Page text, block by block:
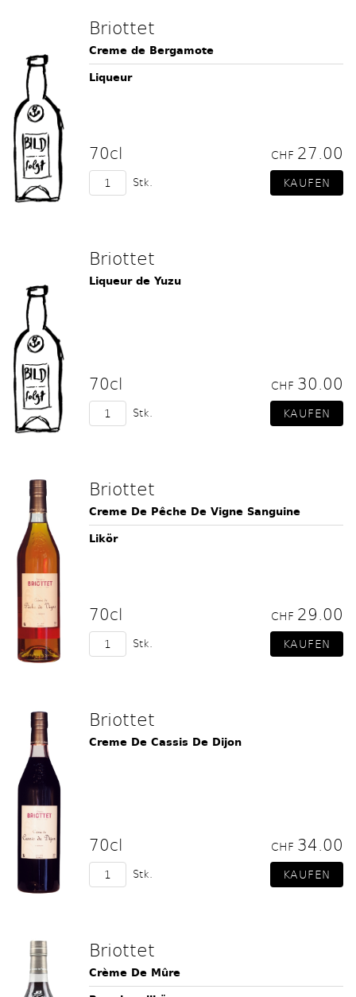
Briottet
Creme de Bergamote
Liqueur
70cl CHF 27.00
Stk.
Briottet
Liqueur de Yuzu
70cl CHF 30.00
Stk.
Briottet
Creme De Pêche De Vigne Sanguine
Likör
70cl CHF 29.00
Stk.
Briottet
Creme De Cassis De Dijon
70cl CHF 34.00
Stk.
Briottet
Crème De Mûre